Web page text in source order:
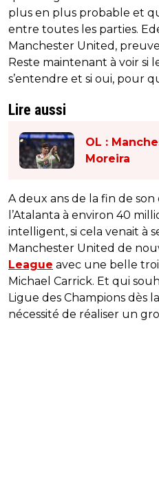
plus en plus probable et
entre toutes les parties.
Manchester United,
Reste maintenant à voir si
s’entendre et si oui, pour
Lire aussi
OL :
Moreira
A deux ans de la fin de
l’Atalanta à environ 40
intelligent, si cela venait à
Manchester United de
League avec une belle
Michael Carrick. Et qui
Ligue des Champions dès
nécessité de réaliser un